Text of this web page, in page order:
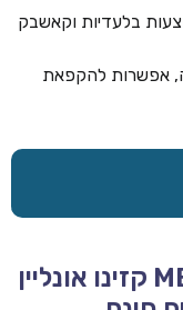
בלעדיות וקאשבק
אפשרות להקפאת
MEGAPARI CASINO – 2026 קזינו אונליין